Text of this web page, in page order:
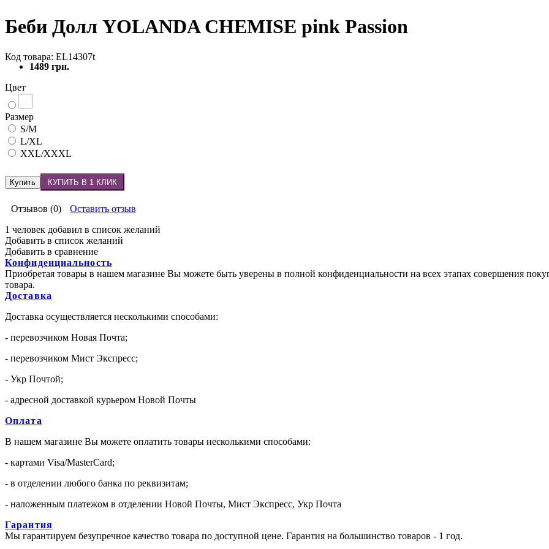
Беби Долл YOLANDA CHEMISE pink Passion
Код товара: EL14307t
1489 грн.
Цвет
Размер
S/M
L/XL
XXL/XXXL
Купить КУПИТЬ В 1 КЛИК
Отзывов (0)
Оставить отзыв
1 человек добавил в список желаний
Добавить в список желаний
Добавить в сравнение
Конфиденциальность
Приобретая товары в нашем магазине Вы можете быть уверены в полной конфиденциальности на всех этапах совершения
товара.
Доставка
Доставка осуществляется несколькими способами:
- перевозчиком Новая Почта;
- перевозчиком Мист Экспресс;
- Укр Почтой;
- адресной доставкой курьером Новой Почты
Оплата
В нашем магазине Вы можете оплатить товары несколькими способами:
- картами Visa/MasterCard;
- в отделении любого банка по реквизитам;
- наложенным платежом в отделении Новой Почты, Мист Экспресс, Укр Почта
Гарантия
Мы гарантируем безупречное качество товара по доступной цене. Гарантия на большинство товаров - 1 год.